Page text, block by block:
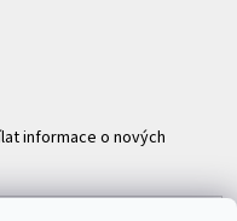
informace o nových